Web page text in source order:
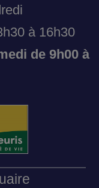
à 16h30
de 9h00 à